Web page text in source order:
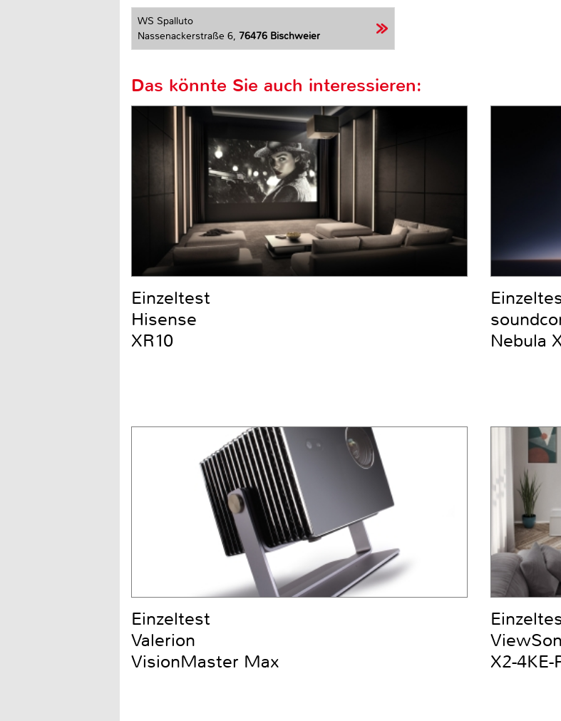
WS Spalluto
Nassenackerstraße 6, 76476 Bischweier
Das könnte Sie auch interessieren:
Einzeltest
Hisense
XR10
Nebula
Einzeltest
Valerion
VisionMaster Max
X2-4KE-